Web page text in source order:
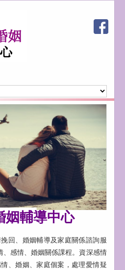
姻輔導中心
回、婚姻輔導及家庭關係諮詢服
、感情、婚姻關係課程。資深感情
、婚姻、家庭個案，處理愛情疑